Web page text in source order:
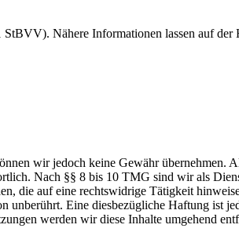
Nähere Informationen lassen auf der
wir jedoch keine Gewähr übernehmen.
Nach §§ 8 bis 10 TMG sind wir als
die auf eine rechtswidrige Tätigkeit
unberührt. Eine diesbezügliche Haftung ist
werden wir diese Inhalte umgehend